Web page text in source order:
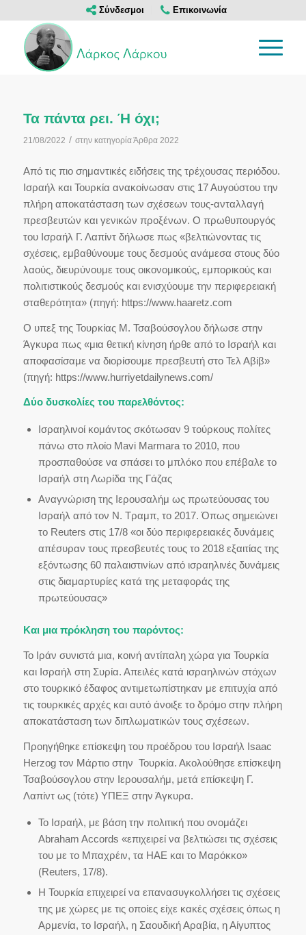
Σύνδεσμοι Επικοινωνία
Τα πάντα ρει. Ή όχι;
21/08/2022 / στην κατηγορίαΆρθρα 2022
Από τις πιο σημαντικές ειδήσεις της τρέχουσας περιόδου.
Ισραήλ και Τουρκία ανακοίνωσαν στις 17 Αυγούστου την
πλήρη αποκατάσταση των σχέσεων τους-ανταλλαγή
πρεσβευτών και γενικών προξένων. Ο πρωθυπουργός
του Ισραήλ Γ. Λαπίντ δήλωσε πως «βελτιώνοντας τις
σχέσεις, εμβαθύνουμε τους δεσμούς ανάμεσα στους δύο
λαούς, διευρύνουμε τους οικονομικούς, εμπορικούς και
πολιτιστικούς δεσμούς και ενισχύουμε την περιφερειακή
σταθερότητα» (πηγή: https://www.haaretz.com
Ο υπεξ της Τουρκίας Μ. Τσαβούσογλου δήλωσε στην
Άγκυρα πως «μια θετική κίνηση ήρθε από το Ισραήλ και
αποφασίσαμε να διορίσουμε πρεσβευτή στο Τελ Αβίβ»
(πηγή: https://www.hurriyetdailynews.com/
Δύο δυσκολίες του παρελθόντος:
Ισραηλινοί κομάντος σκότωσαν 9 τούρκους πολίτες
πάνω στο πλοίο Mavi Marmara το 2010, που
προσπαθούσε να σπάσει το μπλόκο που επέβαλε το
Ισραήλ στη Λωρίδα της Γάζας
Αναγνώριση της Ιερουσαλήμ ως πρωτεύουσας του
Ισραήλ από τον Ν. Τραμπ, το 2017. Όπως σημειώνει
το Reuters στις 17/8 «οι δύο περιφερειακές δυνάμεις
απέσυραν τους πρεσβευτές τους το 2018 εξαιτίας της
εξόντωσης 60 παλαιστινίων από ισραηλινές δυνάμεις
στις διαμαρτυρίες κατά της μεταφοράς της
πρωτεύουσας»
Και μια πρόκληση του παρόντος:
Το Ιράν συνιστά μια, κοινή αντίπαλη χώρα για Τουρκία
και Ισραήλ στη Συρία. Απειλές κατά ισραηλινών στόχων
στο τουρκικό έδαφος αντιμετωπίστηκαν με επιτυχία από
τις τουρκικές αρχές και αυτό άνοιξε το δρόμο στην πλήρη
αποκατάσταση των διπλωματικών τους σχέσεων.
Προηγήθηκε επίσκεψη του προέδρου του Ισραήλ Isaac
Herzog τον Μάρτιο στην Τουρκία. Ακολούθησε επίσκεψη
Τσαβούσογλου στην Ιερουσαλήμ, μετά επίσκεψη Γ.
Λαπίντ ως (τότε) ΥΠΕΞ στην Άγκυρα.
Το Ισραήλ, με βάση την πολιτική που ονομάζει
Abraham Accords «επιχειρεί να βελτιώσει τις σχέσεις
του με το Μπαχρέιν, τα ΗΑΕ και το Μαρόκκο»
(Reuters, 17/8).
Η Τουρκία επιχειρεί να επανασυγκολλήσει τις σχέσεις
της με χώρες με τις οποίες είχε κακές σχέσεις όπως η
Αρμενία, το Ισραήλ, η Σαουδική Αραβία, η Αίγυπτος